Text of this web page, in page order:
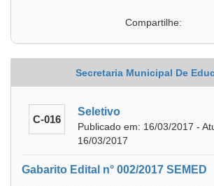
Compartilhe:
Secretaria Municipal De
C-016
Seletivo
Publicado em: 16/03/2017 -
16/03/2017
Gabarito Edital n° 002/2017 SEMED